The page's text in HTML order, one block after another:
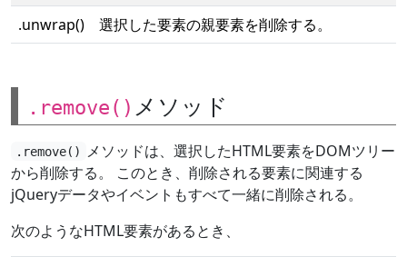
.unwrap()
選択した要素の親要素を削除する。
.remove() メソッド
.remove()
メソッドは、選択したHTML要素をDOMツリー
から削除する。 このとき、削除される要素に関連する
jQueryデータやイベントもすべて一緒に削除される。
次のようなHTML要素があるとき、